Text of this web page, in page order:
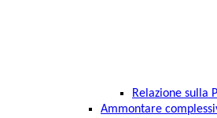
Relazione sulla
Ammontare